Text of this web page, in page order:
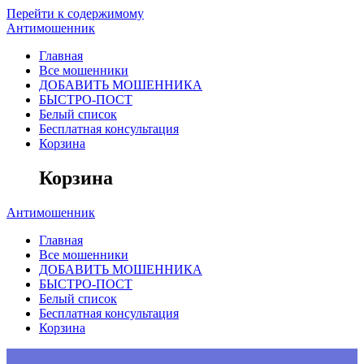
Перейти к содержимому
Антимошенник
Главная
Все мошенники
ДОБАВИТЬ МОШЕННИКА
БЫСТРО-ПОСТ
Белый список
Бесплатная консультация
Корзина
Корзина
Антимошенник
Главная
Все мошенники
ДОБАВИТЬ МОШЕННИКА
БЫСТРО-ПОСТ
Белый список
Бесплатная консультация
Корзина